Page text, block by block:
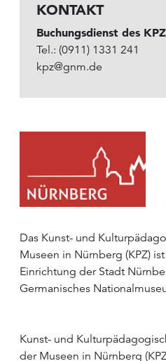
KONTAKT
Buchungsdienst des KPZ
Tel.: (0911) 1331 241
kpz@gnm.de
Das Kunst- und
Museen in Nürnberg (KPZ)
Einrichtung der Stadt
Germanisches
Kunst- und
der Museen in Nürnberg